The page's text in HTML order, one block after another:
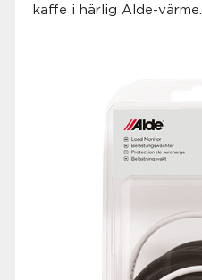
kaffe i härlig Alde-värme.